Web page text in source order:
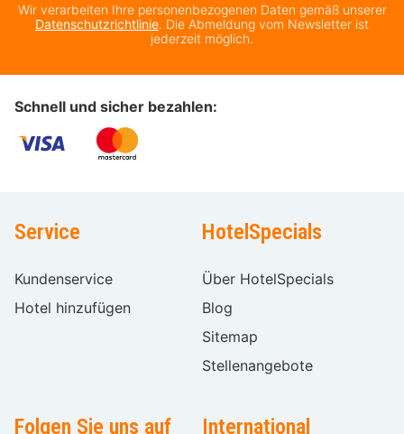
Wir verarbeiten Ihre personenbezogenen Daten gemäß unserer
Datenschutzrichtlinie. Die Abmeldung vom Newsletter ist
jederzeit möglich.
Schnell und sicher bezahlen:
Service
Kundenservice
Hotel hinzufügen
HotelSpecials
Über HotelSpecials
Blog
Sitemap
Stellenangebote
Folgen Sie uns auf International